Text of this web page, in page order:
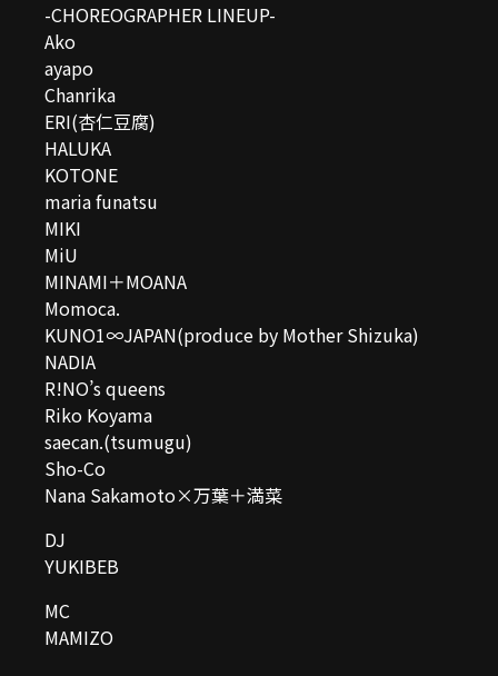
-CHOREOGRAPHER LINEUP-
Ako
ayapo
Chanrika
ERI(杏仁豆腐)
HALUKA
KOTONE
maria funatsu
MIKI
MiU
MINAMI＋MOANA
Momoca.
KUNO1∞JAPAN(produce by Mother Shizuka)
NADIA
R!NO’s queens
Riko Koyama
saecan.(tsumugu)
Sho-Co
Nana Sakamoto×万葉＋満菜
DJ
YUKIBEB
MC
MAMIZO